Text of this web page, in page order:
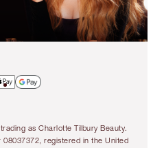
as Charlotte Tilbury Beauty.
registered in the United